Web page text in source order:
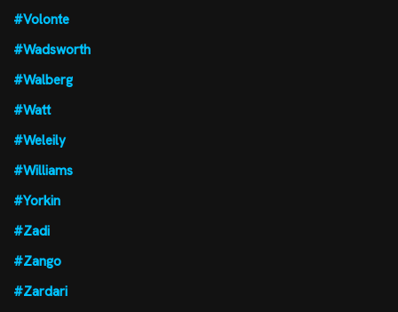
#Volonte
#Wadsworth
#Walberg
#Watt
#Weleily
#Williams
#Yorkin
#Zadi
#Zango
#Zardari